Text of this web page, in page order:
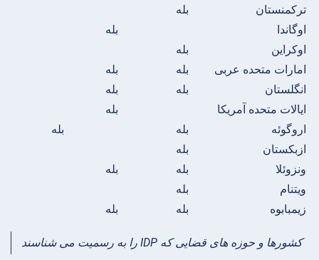
ترکمنستان
بله
اوگاندا
بله
اوکراین
بله
امارات متحده عربی
بله
بله
انگلستان
بله
بله
ایالات متحده آمریکا
بله
اروگوئه
بله
بله
ازبکستان
بله
ونزوئلا
بله
بله
ویتنام
بله
زیمبابوه
بله بله
کشورها و حوزه های قضایی که IDP را به رسمیت می شناسند